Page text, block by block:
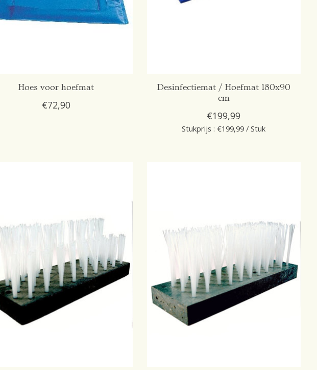
Hoes voor hoefmat
€72,90
Desinfectiemat / Hoefmat 180x90
cm
€199,99
Stukprijs : €199,99 / Stuk